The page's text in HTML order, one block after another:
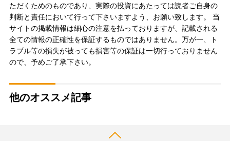
ただくためのものであり、実際の投資にあたっては読者ご自身の
判断と責任において行って下さいますよう、お願い致します。 当
サイトの掲載情報は細心の注意を払っておりますが、記載される
全ての情報の正確性を保証するものではありません。万が一、ト
ラブル等の損失が被っても損害等の保証は一切行っておりません
ので、予めご了承下さい。
他のオススメ記事